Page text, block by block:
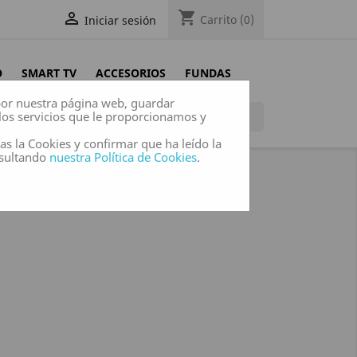
 Iniciar sesión shopping_cart Carrito (0)
SMART TV ACCESORIOS FUNDAS
nuestra página web, guardar
servicios que le proporcionamos y
la Cookies y confirmar que ha leído la
nuestra Política de Cookies.